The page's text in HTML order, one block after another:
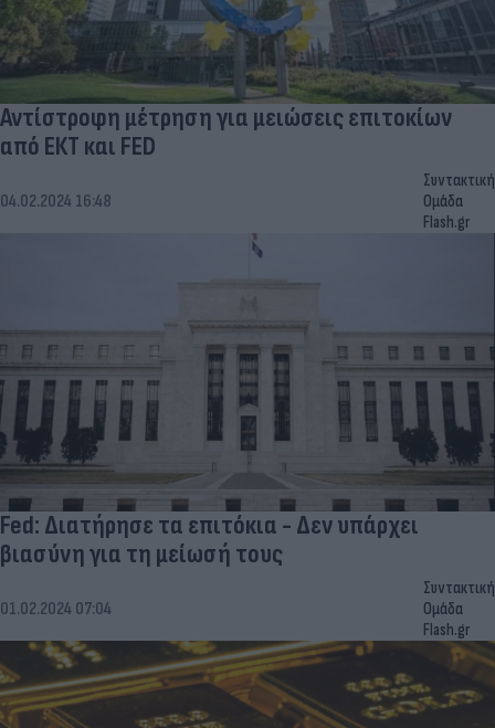
Αντίστροφη μέτρηση για μειώσεις επιτοκίων
από ΕΚΤ και FED
04.02.2024 16:48
Συντακτική
Ομάδα
Flash.gr
Fed: Διατήρησε τα επιτόκια - Δεν υπάρχει
βιασύνη για τη μείωσή τους
01.02.2024 07:04
Συντακτική
Ομάδα
Flash.gr